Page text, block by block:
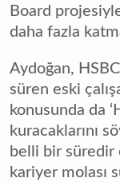
Board
daha fazla
Aydoğan,
süren eski
konusunda da
kuracaklarını
belli bir süredir
kariyer molası